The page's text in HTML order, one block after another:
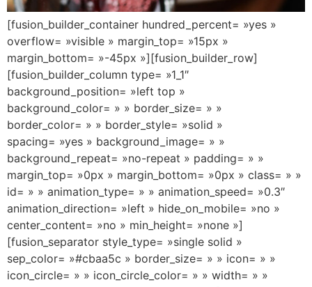
[fusion_builder_container hundred_percent= »yes »
overflow= »visible » margin_top= »15px »
margin_bottom= »-45px »][fusion_builder_row]
[fusion_builder_column type= »1_1″
background_position= »left top »
background_color= » » border_size= » »
border_color= » » border_style= »solid »
spacing= »yes » background_image= » »
background_repeat= »no-repeat » padding= » »
margin_top= »0px » margin_bottom= »0px » class= » »
id= » » animation_type= » » animation_speed= »0.3″
animation_direction= »left » hide_on_mobile= »no »
center_content= »no » min_height= »none »]
[fusion_separator style_type= »single solid »
sep_color= »#cbaa5c » border_size= » » icon= » »
icon_circle= » » icon_circle_color= » » width= » »